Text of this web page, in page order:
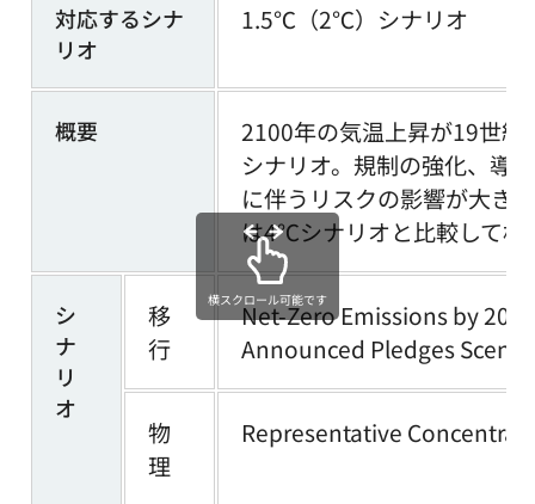
対応するシナ
リオ
1.5℃（2℃）シナリオ
概要
2100年の気温上昇が19世
シナリオ。規制の強化、導
に伴うリスクの影響が大き
は4℃シナリオと比較して相
シ
ナ
リ
オ
移
行
Net-Zero Emissions by
Announced Pledges
物
理
Representative
横スクロール可能です